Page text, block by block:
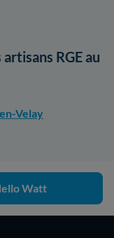
RGE au
Velay
Watt